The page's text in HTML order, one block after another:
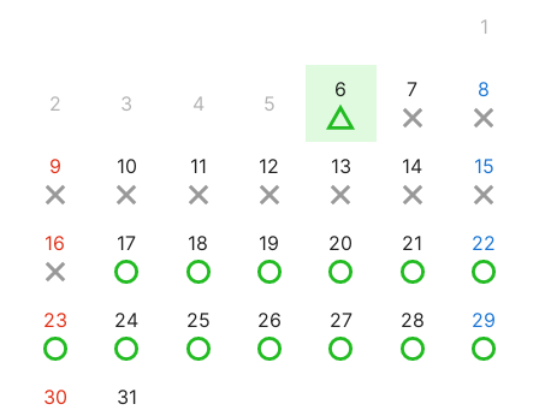
1
2 3 4 5
6 7 8
9 10 11 12 13 14 15
16 17 18 19 20 21 22
23 24 25 26 27 28 29
30 31